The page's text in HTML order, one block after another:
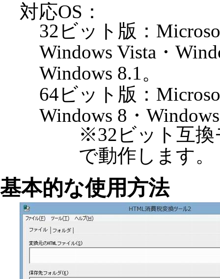
対応OS：
32ビット版：
Windows Vista・
Windows 8.1。
64ビット版：
Windows 8・
※32ビット互換
で動作します。
基本的な使用方法